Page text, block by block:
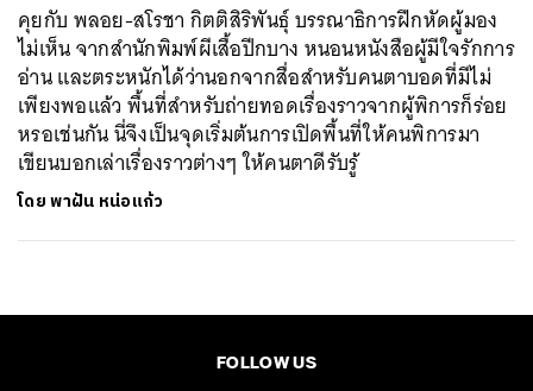
คุยกับ พลอย-สโรชา กิตติสิริพันธุ์ บรรณาธิการฝึกหัดผู้มอง
ไม่เห็น จากสำนักพิมพ์ผีเสื้อปีกบาง หนอนหนังสือผู้มีใจรักการ
อ่าน และตระหนักได้ว่านอกจากสื่อสำหรับคนตาบอดที่มีไม่
เพียงพอแล้ว พื้นที่สำหรับถ่ายทอดเรื่องราวจากผู้พิการก็ร่อย
หรอเช่นกัน นี่จึงเป็นจุดเริ่มต้นการเปิดพื้นที่ให้คนพิการมา
เขียนบอกเล่าเรื่องราวต่างๆ ให้คนตาดีรับรู้
โดยพาฝัน หน่อแก้ว
FOLLOW US